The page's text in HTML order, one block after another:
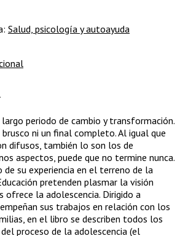
Salud, psicología y autoayuda
periodo de cambio y transformación.
ni un final completo. Al igual que
difusos, también lo son los de
aspectos, puede que no termine nunca.
su experiencia en el terreno de la
pretenden plasmar la visión
ofrece la adolescencia. Dirigido a
sus trabajos en relación con los
en el libro se describen todos los
proceso de la adolescencia (el